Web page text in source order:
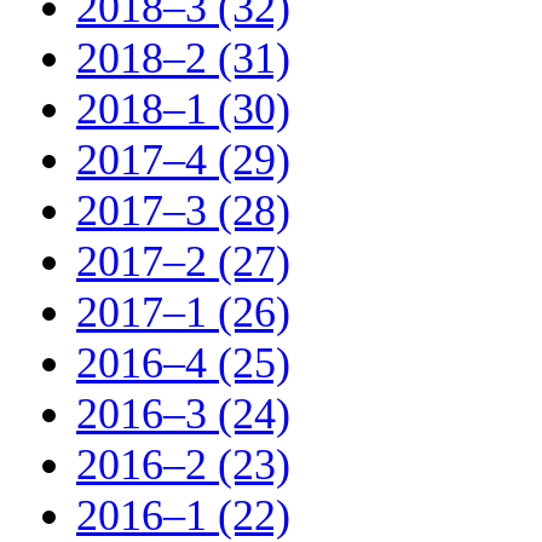
2018–2 (31)
2018–1 (30)
2017–4 (29)
2017–3 (28)
2017–2 (27)
2017–1 (26)
2016–4 (25)
2016–3 (24)
2016–2 (23)
2016–1 (22)